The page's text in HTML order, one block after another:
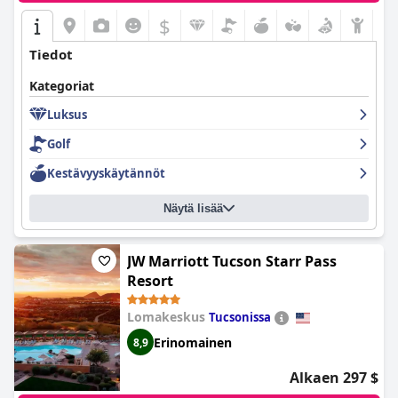
$
Tiedot
Kategoriat
Luksus
Golf
Kestävyyskäytännöt
Näytä lisää
JW Marriott Tucson Starr Pass
Resort
Lomakeskus Tucsonissa
8,9 Erinomainen
Alkaen 297 $